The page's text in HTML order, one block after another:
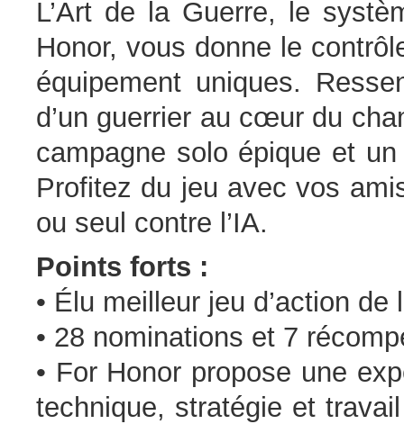
L’Art de la Guerre, le
Honor, vous donne le
équipement uniques.
d’un guerrier au cœur du
campagne solo épique et
Profitez du jeu avec vos
ou seul contre l’IA.
Points forts :
• Élu meilleur jeu d’action
• 28 nominations et 7
• For Honor propose une
technique, stratégie et